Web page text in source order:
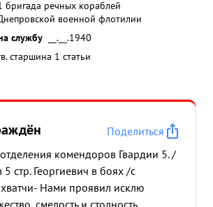
бригада речных кораблей
военной флотилии
службу
__.__.1940
старшина 1 статьи
Поделиться
комендоров Гвардии 5. /
5 стр. Георгиевич в боях /с
Нами проявил исклю
смелость и столность